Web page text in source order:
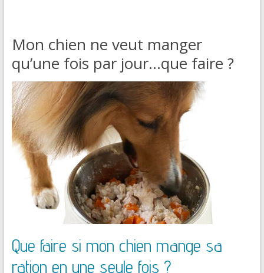
Mon chien ne veut manger
qu’une fois par jour…que faire ?
Que faire si mon chien mange sa
ration en une seule fois ?